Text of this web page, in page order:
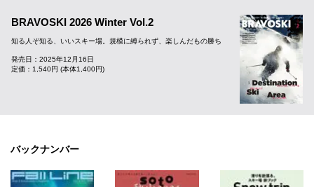
BRAVOSKI 2026 Winter Vol.2
知る人ぞ知る、いいスキー場。規模に縛られず、楽しんだもの勝ち
発売日：2025年12月16日
定価：1,540円 (本体1,400円)
バックナンバー